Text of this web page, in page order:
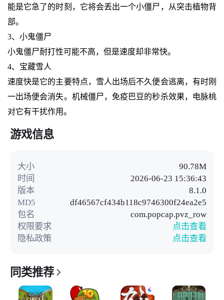
能是它急了的时刻，它将会丢出一个小僵尸，从突击植物背
部。
3、小鬼僵尸
小鬼僵尸耐打性可能不高，但是速度却非常快。
4、宝藏雪人
速度快是它的主要特点，雪人出场后不久便会逃离，有时刚
一出场便会消失。机械僵尸，免疫巴豆的秒杀效果，电脉桃
对它有干扰作用。
游戏信息
大小
90.78M
时间
2026-06-23 15:36:43
版本
8.1.0
MD5
df46567cf434b118c9746300f24ea2e5
包名
com.popcap.pvz_row
权限要求
点击查看
隐私政策
点击查看
同类推荐